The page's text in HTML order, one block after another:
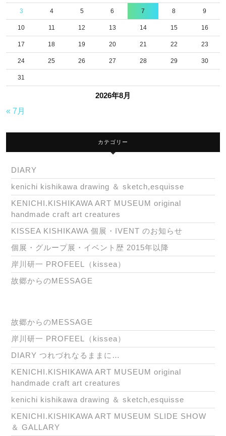
2026年8月
3 4 5 6 7 8 9
10 11 12 13 14 15 16
17 18 19 20 21 22 23
24 25 26 27 28 29 30
31
« 7月
カテゴリー
DIARY
kenichi kishikawa drawing ＆ sketch,esquisse
KENICHI.KISHIKAWA ART MUSEUM original
handmade craft art creatures
KISSEA KISHIKAWA 個展・IVENT のお知らせ
個展・グループ展・イベント歴 2015年以降
岸川研一 PROFEEL（kissea）
故郷からのMESSAGE
故郷からのMESSAGE
岸川研一 PROFEEL（kissea）
DIARY つれづれなるままに…
KENICHI.KISHIKAWA ART MUSEUM original
handmade craft art creatures
kenichi kishikawa drawing ＆ sketch,esquisse
KENICHI.KISHIKAWA ART MUSEUM SLIDE SHOW
＆ GALLARY